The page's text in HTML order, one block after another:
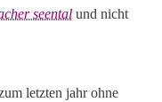
seental und nicht
letzten jahr ohne